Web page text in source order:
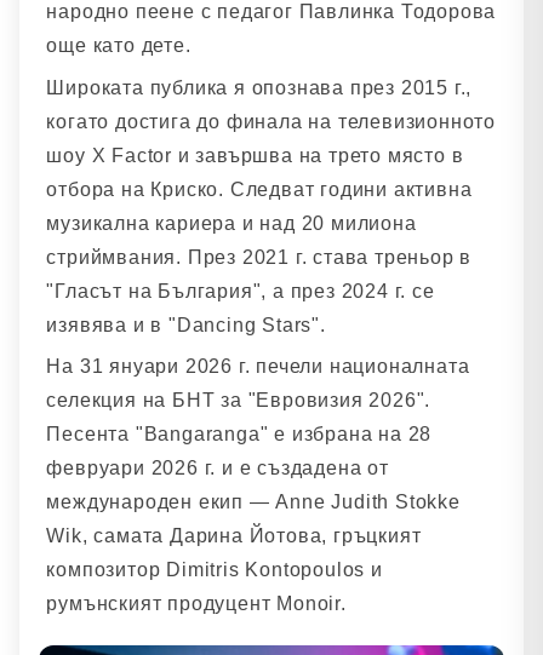
народно пеене с педагог Павлинка Тодорова
още като дете.
Широката публика я опознава през 2015 г.,
когато достига до финала на телевизионното
шоу X Factor и завършва на трето място в
отбора на Криско. Следват години активна
музикална кариера и над 20 милиона
стриймвания. През 2021 г. става треньор в
"Гласът на България", а през 2024 г. се
изявява и в "Dancing Stars".
На 31 януари 2026 г. печели националната
селекция на БНТ за "Евровизия 2026".
Песента "Bangaranga" е избрана на 28
февруари 2026 г. и е създадена от
международен екип — Anne Judith Stokke
Wik, самата Дарина Йотова, гръцкият
композитор Dimitris Kontopoulos и
румънският продуцент Monoir.